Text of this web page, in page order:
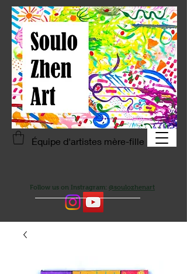
Équipe d'artistes mère-fille
Follow us on Instragram: @soulozhenart